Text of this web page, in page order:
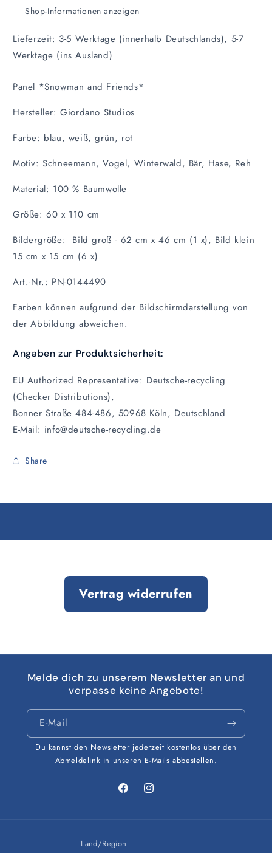
Shop-Informationen anzeigen
Lieferzeit: 3-5 Werktage (innerhalb Deutschlands), 5-7
Werktage (ins Ausland)
Panel *Snowman and Friends*
Hersteller: Giordano Studios
Farbe: blau, weiß, grün, rot
Motiv: Schneemann, Vogel, Winterwald, Bär, Hase, Reh
Material: 100 % Baumwolle
Größe: 60 x 110 cm
Bildergröße: Bild groß - 62 cm x 46 cm (1 x), Bild klein
15 cm x 15 cm (6 x)
Art.-Nr.: PN-0144490
Farben können aufgrund der Bildschirmdarstellung von
der Abbildung abweichen.
Angaben zur Produktsicherheit:
EU Authorized Representative: Deutsche-recycling
(Checker Distributions),
Bonner Straße 484-486, 50968 Köln, Deutschland
E-Mail: info@deutsche-recycling.de
Share
Vertrag widerrufen
Melde dich zu unserem Newsletter an und
verpasse keine Angebote!
E-Mail
Du kannst den Newsletter jederzeit kostenlos über den
Abmeldelink in unseren E-Mails abbestellen.
FacebookInstagram
Land/Region